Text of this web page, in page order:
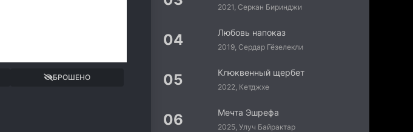
БРОШЕНО
2021, Серкан Биринджи
Любовь напоказ
2019, Сердар Гёзелекли
Клюквенный щербет
2022, Кетджхе
Мечта Эшрефа
2025, Улуч Байрактар